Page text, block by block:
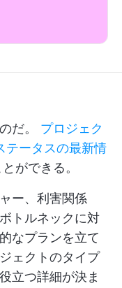
だ。 プロジェク
テータスの最新情
ができる。
ー、利害関係
トルネックに対
なプランを立て
ェクトのタイプ
立つ詳細が決ま